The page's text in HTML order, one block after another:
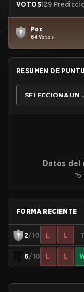
VOTOS129
Poo
64 Votos
RESUMEN DE
SELECCIONA UN
Datos del
FORMA RECIENTE
2/10 L L T
6/10 L L